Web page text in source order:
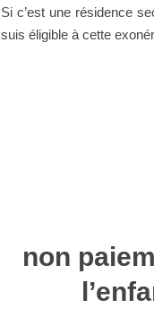
Si c’est une résidence
suis éligible à cette
non